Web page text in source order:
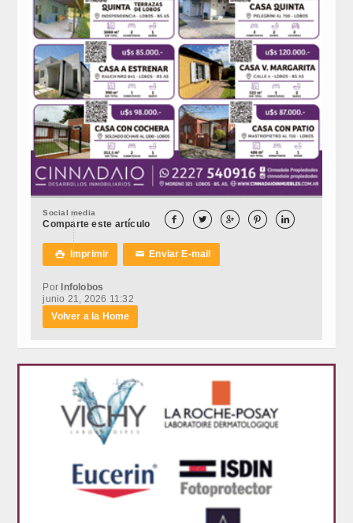
Social media
Comparte este artículo     
 Imprimir ✉Enviar E-mail
PorInfolobos
junio 21, 2026 11:32
Volver a la Home